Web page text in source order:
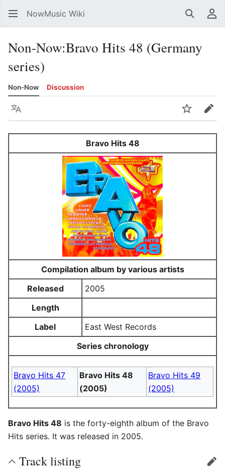
NowMusic Wiki Search
Non-Now:Bravo Hits 48 (Germany
series)
Non-Now Discussion
Language WatchEdit
Bravo Hits 48
Compilation album by various artists
Released
2005
Length
Label
East West Records
Series chronology
Bravo Hits 47
(2005)
Bravo Hits 48
(2005)
Bravo Hits 49
(2005)
Bravo Hits 48 is the forty-eighth album of the Bravo
Hits series. It was released in 2005.
Track listing edit